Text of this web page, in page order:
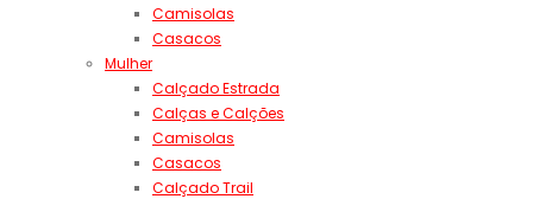
Camisolas
Casacos
Mulher
Calçado Estrada
Calças e Calções
Camisolas
Casacos
Calçado Trail